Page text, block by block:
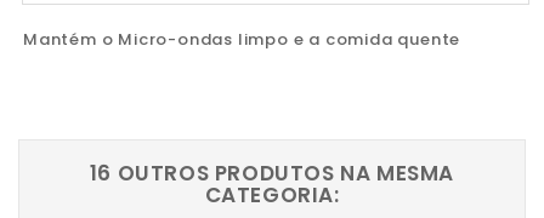
Mantém o Micro-ondas limpo e a comida quente
16 OUTROS PRODUTOS NA MESMA
CATEGORIA: